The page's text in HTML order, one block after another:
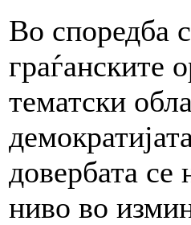
Во споредба
граѓанските
тематски
довербата
ниво во